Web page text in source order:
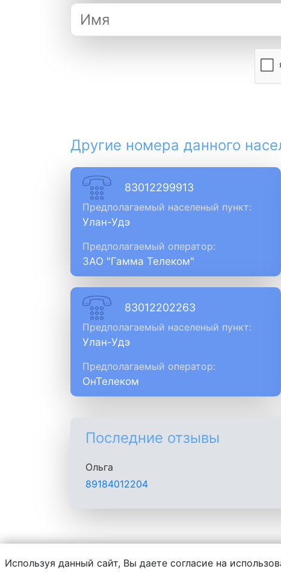
Другие номера данного
83012299913
Предполагаемый населеный пункт:
Улан-Удэ
Предполагаемый оператор:
ЗАО "Гамма Телеком"
83012202263
Предполагаемый населеный пункт:
Улан-Удэ
Предполагаемый оператор:
ОнТелеком
Последние отзывы
Ольга
89184012204
Администрация сайта не несет
Используя данный сайт, Вы даете согласие на